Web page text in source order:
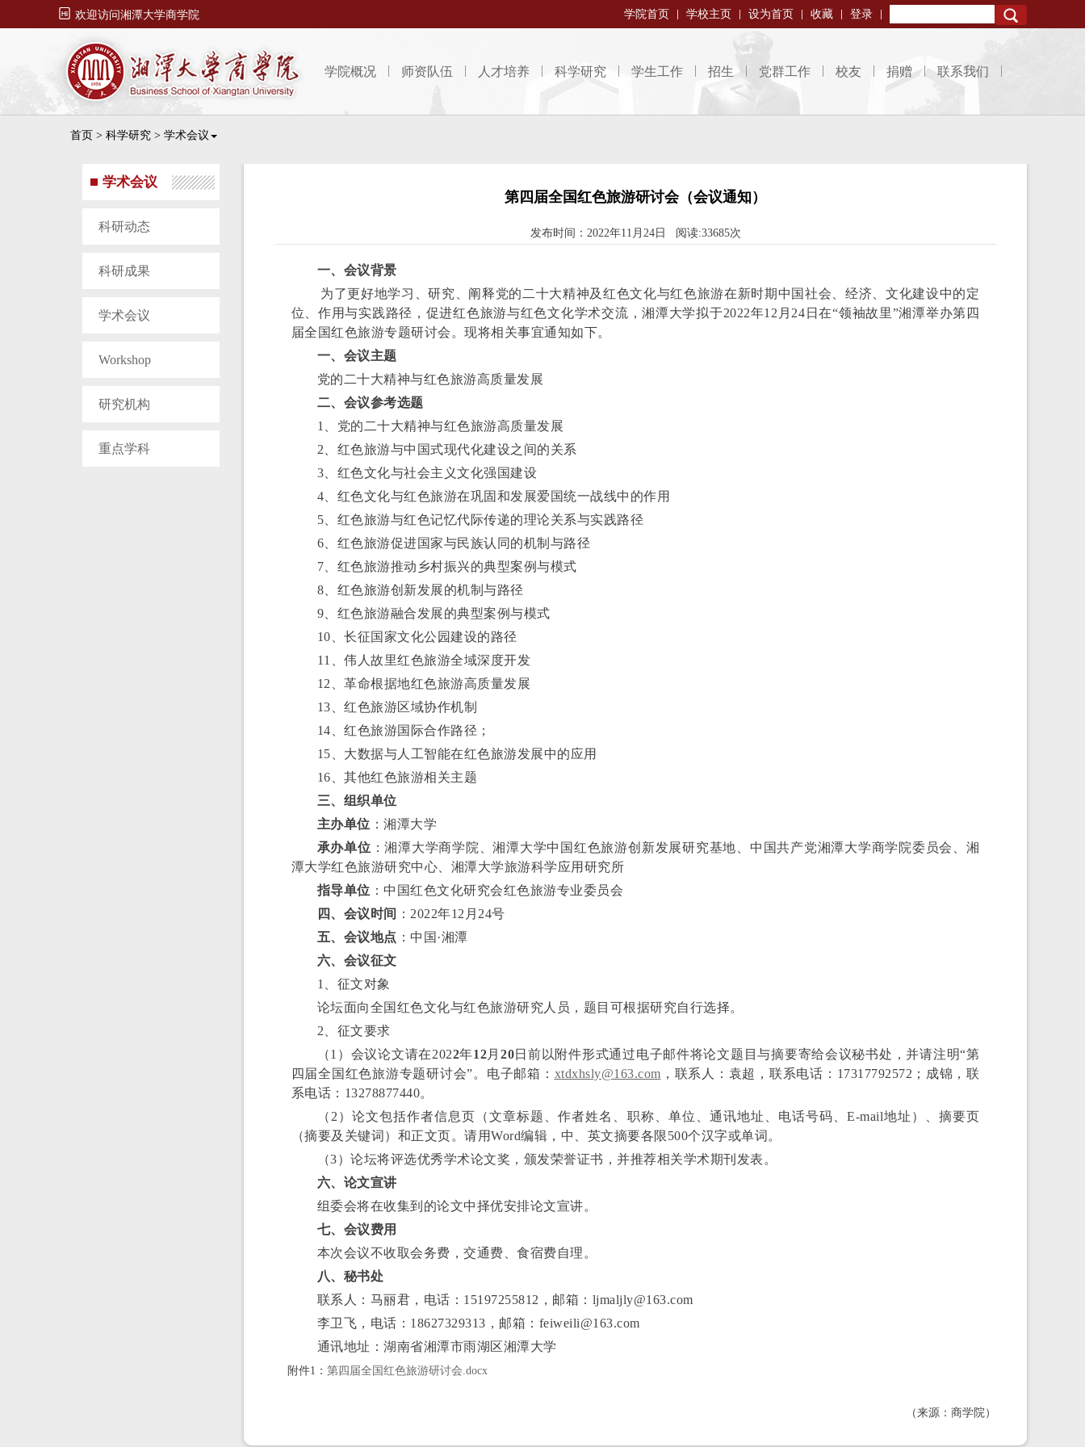
 欢迎访问湘潭大学商学院 学院首页 学校主页 设为首页 收藏 登录
学院概况 师资队伍 人才培养 科学研究 学生工作 招生 党群工作 校友 捐赠 联系我们
首页 > 科学研究 > 学术会议
学术会议
科研动态
科研成果
学术会议
Workshop
研究机构
重点学科
第四届全国红色旅游研讨会（会议通知）
发布时间：2022年11月24日 阅读:33685次
一、会议背景
为了更好地学习、研究、阐释党的二十大精神及红色文化与红色旅游在新时期中国社会、经济、文化建设中的定
位、作用与实践路径，促进红色旅游与红色文化学术交流，湘潭大学拟于2022年12月24日在“领袖故里”湘潭举办第四
届全国红色旅游专题研讨会。现将相关事宜通知如下。
一、会议主题
党的二十大精神与红色旅游高质量发展
二、会议参考选题
1、党的二十大精神与红色旅游高质量发展
2、红色旅游与中国式现代化建设之间的关系
3、红色文化与社会主义文化强国建设
4、红色文化与红色旅游在巩固和发展爱国统一战线中的作用
5、红色旅游与红色记忆代际传递的理论关系与实践路径
6、红色旅游促进国家与民族认同的机制与路径
7、红色旅游推动乡村振兴的典型案例与模式
8、红色旅游创新发展的机制与路径
9、红色旅游融合发展的典型案例与模式
10、长征国家文化公园建设的路径
11、伟人故里红色旅游全域深度开发
12、革命根据地红色旅游高质量发展
13、红色旅游区域协作机制
14、红色旅游国际合作路径；
15、大数据与人工智能在红色旅游发展中的应用
16、其他红色旅游相关主题
三、组织单位
主办单位 ：湘潭大学
承办单位 ：湘潭大学商学院、湘潭大学中国红色旅游创新发展研究基地、中国共产党湘潭大学商学院委员会、湘
潭大学红色旅游研究中心、湘潭大学旅游科学应用研究所
指导单位 ：中国红色文化研究会红色旅游专业委员会
四、会议时间 ：2022年12月24号
五、会议地点 ：中国·湘潭
六、会议征文
1、征文对象
论坛面向全国红色文化与红色旅游研究人员，题目可根据研究自行选择。
2、征文要求
（1）会议论文请在2022年12月 20日前以附件形式通过电子邮件将论文题目与摘要寄给会议秘书处，并请注明“第
四届全国红色旅游专题研讨会”。电子邮箱： xtdxhsly@163.com ，联系人：袁超，联系电话：17317792572；成锦，联
系电话：13278877440。
（2）论文包括作者信息页（文章标题、作者姓名、职称、单位、通讯地址、电话号码、E-mail地址）、摘要页
（摘要及关键词）和正文页。请用Word编辑，中、英文摘要各限500个汉字或单词。
（3）论坛将评选优秀学术论文奖，颁发荣誉证书，并推荐相关学术期刊发表。
六、论文宣讲
组委会将在收集到的论文中择优安排论文宣讲。
七、会议费用
本次会议不收取会务费，交通费、食宿费自理。
八、秘书处
联系人：马丽君，电话：15197255812，邮箱：ljmaljly@163.com
李卫飞，电话：18627329313，邮箱：feiweili@163.com
通讯地址：湖南省湘潭市雨湖区湘潭大学
附件1： 第四届全国红色旅游研讨会.docx
（来源：商学院）